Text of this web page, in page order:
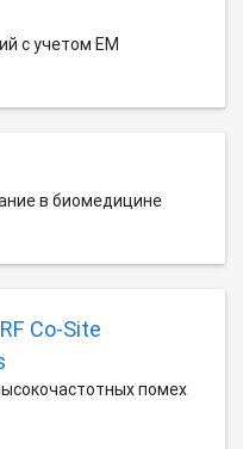
с учетом EM
в биомедицине
Co-Site
помех